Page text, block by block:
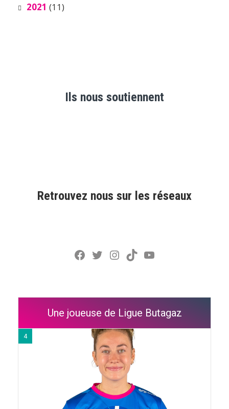
2021 (11)
Ils nous soutiennent
Retrouvez nous sur les réseaux
Facebook
Twitter
Instagram
TikTokYouTube
Une joueuse de Ligue Butagaz
4